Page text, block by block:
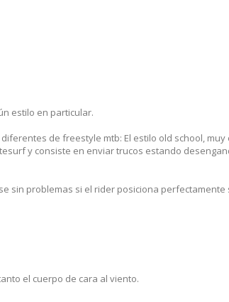
estilo en particular.
de freestyle mtb: El estilo old school,
y consiste en enviar trucos estando
sin problemas si el rider posiciona perfectamente
el cuerpo de cara al viento.